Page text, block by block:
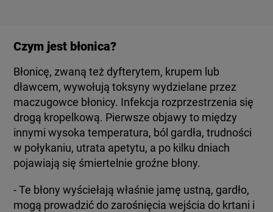
Czym jest błonica?
Błonicę, zwaną też dyfterytem, krupem lub
dławcem, wywołują toksyny wydzielane przez
maczugowce błonicy. Infekcja rozprzestrzenia się
drogą kropelkową. Pierwsze objawy to między
innymi wysoka temperatura, ból gardła, trudności
w połykaniu, utrata apetytu, a po kilku dniach
pojawiają się śmiertelnie groźne błony.
- Te błony wyściełają właśnie jamę ustną, gardło,
mogą prowadzić do zarośnięcia wejścia do krtani i